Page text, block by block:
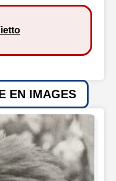
EN IMAGES